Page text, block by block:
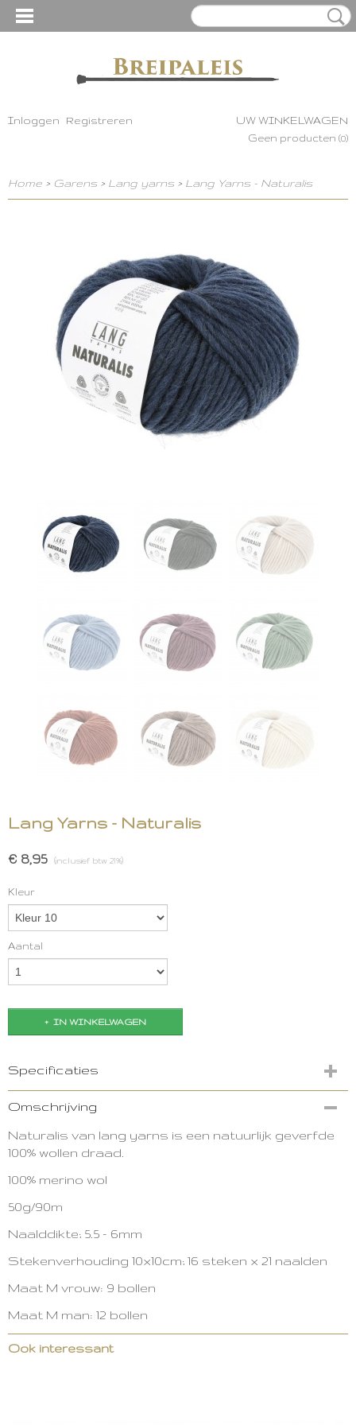
Inloggen Registreren UW WINKELWAGEN
Geen producten (0)
Home > Garens > Lang yarns > Lang Yarns - Naturalis
Lang Yarns - Naturalis
€ 8,95 (inclusief btw 21%)
Kleur
Aantal
IN WINKELWAGEN
Specificaties
Omschrijving
Naturalis van lang yarns is een natuurlijk geverfde
100% wollen draad.
100% merino wol
50g/90m
Naalddikte; 5.5 - 6mm
Stekenverhouding 10x10cm; 16 steken x 21 naalden
Maat M vrouw: 9 bollen
Maat M man: 12 bollen
Ook interessant